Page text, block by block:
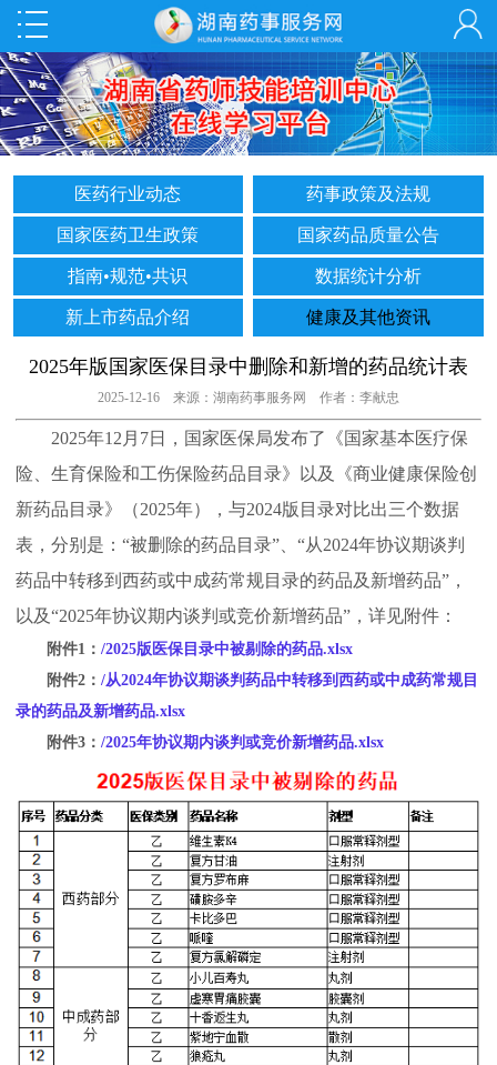
医药行业动态 药事政策及法规
国家医药卫生政策 国家药品质量公告
指南•规范•共识 数据统计分析
新上市药品介绍 健康及其他资讯
2025年版国家医保目录中删除和新增的药品统计表
2025-12-16 来源：湖南药事服务网 作者：李献忠
2025年12月7日，国家医保局发布了《国家基本医疗保
险、生育保险和工伤保险药品目录》以及《商业健康保险创
新药品目录》（2025年），与2024版目录对比出三个数据
表，分别是：“被删除的药品目录”、“从2024年协议期谈判
药品中转移到西药或中成药常规目录的药品及新增药品”，
以及“2025年协议期内谈判或竞价新增药品”，详见附件：
附件1： /2025版医保目录中被剔除的药品.xlsx
附件2： /从2024年协议期谈判药品中转移到西药或中成药常规目
录的药品及新增药品.xlsx
附件3： /2025年协议期内谈判或竞价新增药品.xlsx